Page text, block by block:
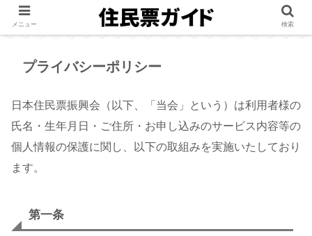
プライバシーポリシー
日本住民票振興会（以下、「当会」という）は利用者様の
氏名・生年月日・ご住所・お申し込みのサービス内容等の
個人情報の保護に関し、以下の取組みを実施いたしており
ます。
第一条
メニュー 検索